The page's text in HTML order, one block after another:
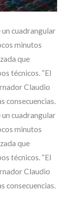
un cuadrangular
minutos
que
técnicos. “El
Claudio
consecuencias.
un cuadrangular
minutos
que
técnicos. “El
Claudio
consecuencias.